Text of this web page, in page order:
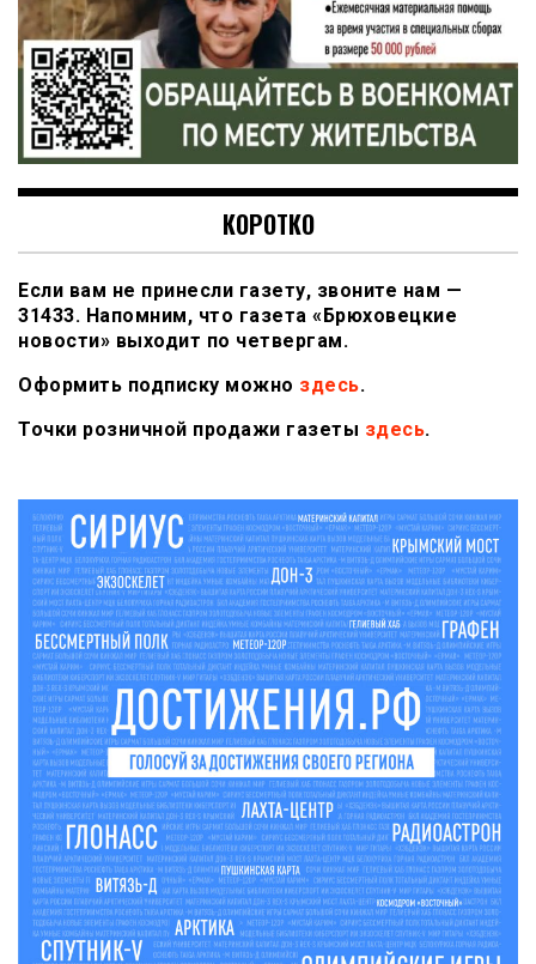
КОРОТКО
Если вам не принесли газету, звоните нам —
31433. Напомним, что газета «Брюховецкие
новости» выходит по четвергам.
Оформить подписку можно здесь.
Точки розничной продажи газеты здесь.